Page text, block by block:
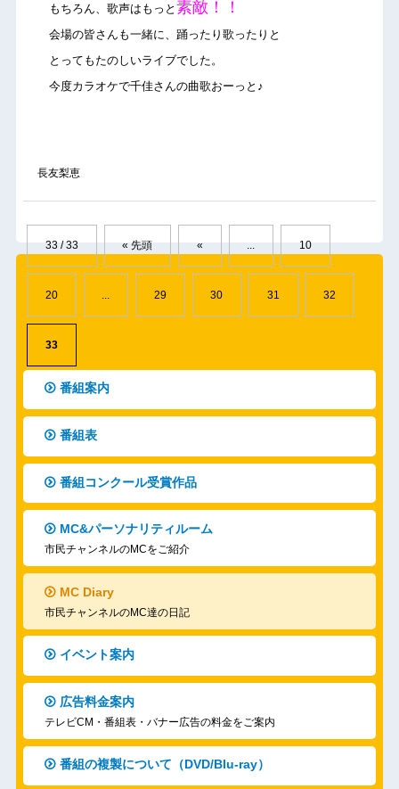
もちろん、歌声はもっと 素敵！！
会場の皆さんも一緒に、踊ったり歌ったりと
とってもたのしいライブでした。
今度カラオケで千佳さんの曲歌おーっと♪
長友梨恵
33 / 33 « 先頭 « ... 10
20 ... 29 30 31 32
33
番組案内
番組表
番組コンクール受賞作品
MC&パーソナリティルーム
市民チャンネルのMCをご紹介
MC Diary
市民チャンネルのMC達の日記
イベント案内
広告料金案内
テレビCM・番組表・バナー広告の料金をご案内
番組の複製について（DVD/Blu-ray）